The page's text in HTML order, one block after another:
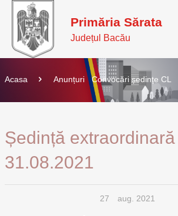
Primăria Sărata
Județul Bacău
Acasa Anunțuri Convocări ședințe CL
Ședință
31.08.2021
27 aug. 2021